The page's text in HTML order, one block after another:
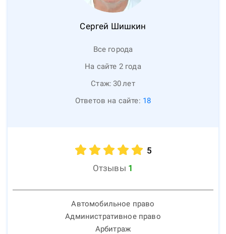
Сергей Шишкин
Все города
На сайте 2 года
Стаж: 30лет
Ответов на сайте: 18
5
Отзывы 1
Автомобильное право
Административное право
Арбитраж